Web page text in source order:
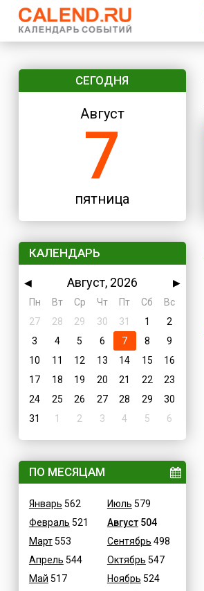
СЕГОДНЯ
Август
7
пятница
КАЛЕНДАРЬ
◀ Август, 2026
▶
Пн
Вт Ср Чт Пт Сб
Вс
27
28 29 30 31 1
2
3
4 5 6 7 8
9
10
11 12 13 14 15
16
17
18 19 20 21 22
23
24
25 26 27 28 29
30
31
1 2 3 4 5 6
ПО МЕСЯЦАМ
Январь 562
Февраль 521
Март553
Апрель 544
Май 517
Июль 579
Август504
Сентябрь 498
Октябрь 547
Ноябрь 524